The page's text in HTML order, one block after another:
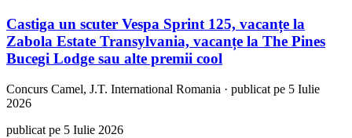
Castiga un scuter Vespa Sprint 125, vacanțe la
Zabola Estate Transylvania, vacanțe la The Pines
Bucegi Lodge sau alte premii cool
Concurs Camel, J.T. International Romania · publicat pe 5 Iulie
2026
publicat pe 5 Iulie 2026